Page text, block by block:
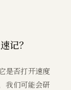
记？
是否打开速度
我们可能会研